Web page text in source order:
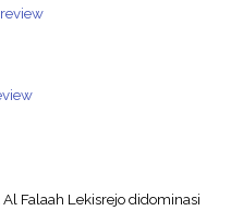
Falaah Lekisrejo didominasi